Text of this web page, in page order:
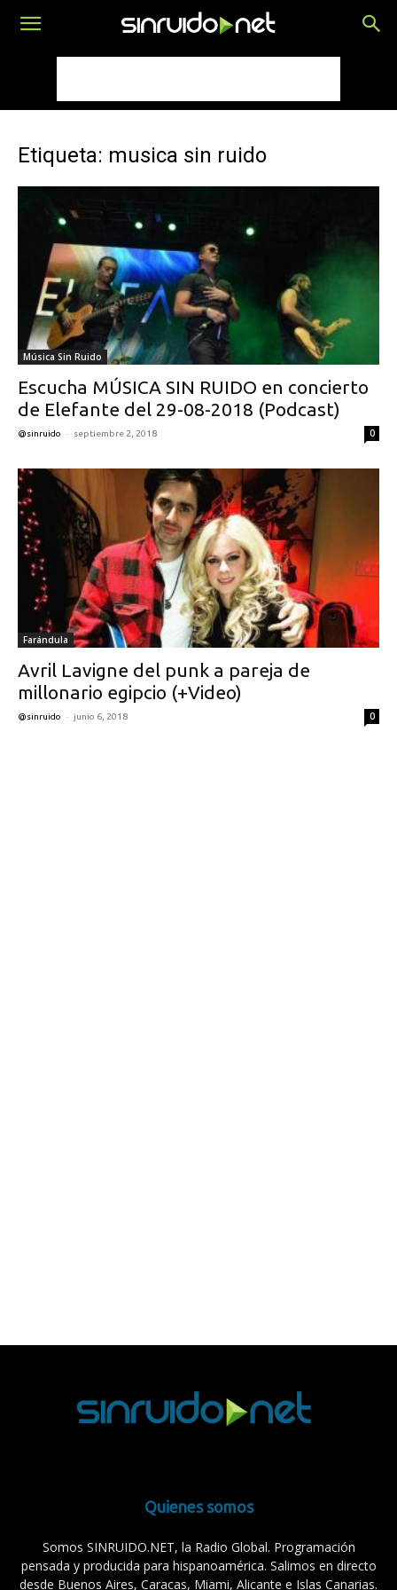
Etiqueta: musica sin ruido
Música Sin Ruido
Escucha MÚSICA SIN RUIDO en concierto
de Elefante del 29-08-2018 (Podcast)
@sinruido - septiembre 2, 2018 0
Farándula
Avril Lavigne del punk a pareja de
millonario egipcio (+Video)
@sinruido - junio 6, 2018 0
Quienes somos
Somos SINRUIDO.NET, la Radio Global. Programación
pensada y producida para hispanoamérica. Salimos en directo
desde Buenos Aires, Caracas, Miami, Alicante e Islas Canarias.